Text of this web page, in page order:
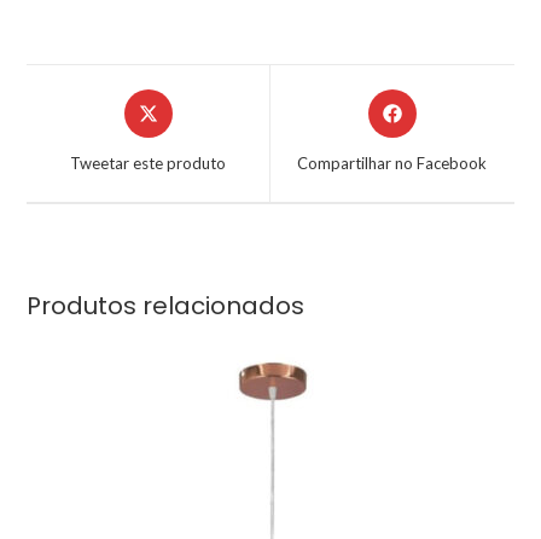
Tweetar este produto Compartilhar no Facebook
Produtos relacionados